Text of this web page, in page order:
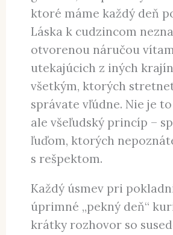
ktoré máme každý deň
Láska k cudzincom
otvorenou náručou
utekajúcich z iných
všetkým, ktorých
správate vľúdne. Nie je
ale všeľudský princíp –
ľuďom, ktorých
s rešpektom.
Každý úsmev pri
úprimné „pekný deň“
krátky rozhovor so